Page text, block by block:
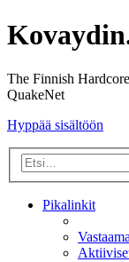
The Finnish
QuakeNet
Hyppää sisältöön
Pikalinkit